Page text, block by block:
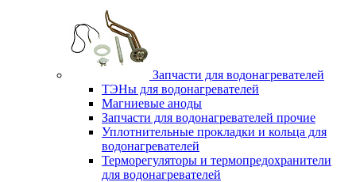
Запчасти для водонагревателей
ТЭНы для водонагревателей
Магниевые аноды
Запчасти для водонагревателей прочие
Уплотнительные прокладки и кольца для
водонагревателей
Терморегуляторы и термопредохранители
для водонагревателей